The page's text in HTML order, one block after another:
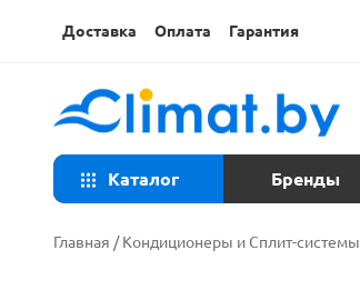
Доставка Оплата Гарантия
Каталог Бренды
Главная /Кондиционеры и Сплит-системы